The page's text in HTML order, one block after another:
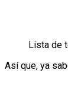
Lista de
Así que, ya